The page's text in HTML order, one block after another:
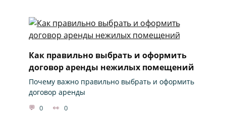
Как правильно выбрать и оформить
договор аренды нежилых помещений
Почему важно правильно выбрать и оформить
договор аренды
0 0